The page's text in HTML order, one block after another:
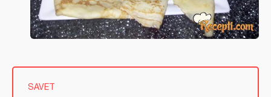
SAVET